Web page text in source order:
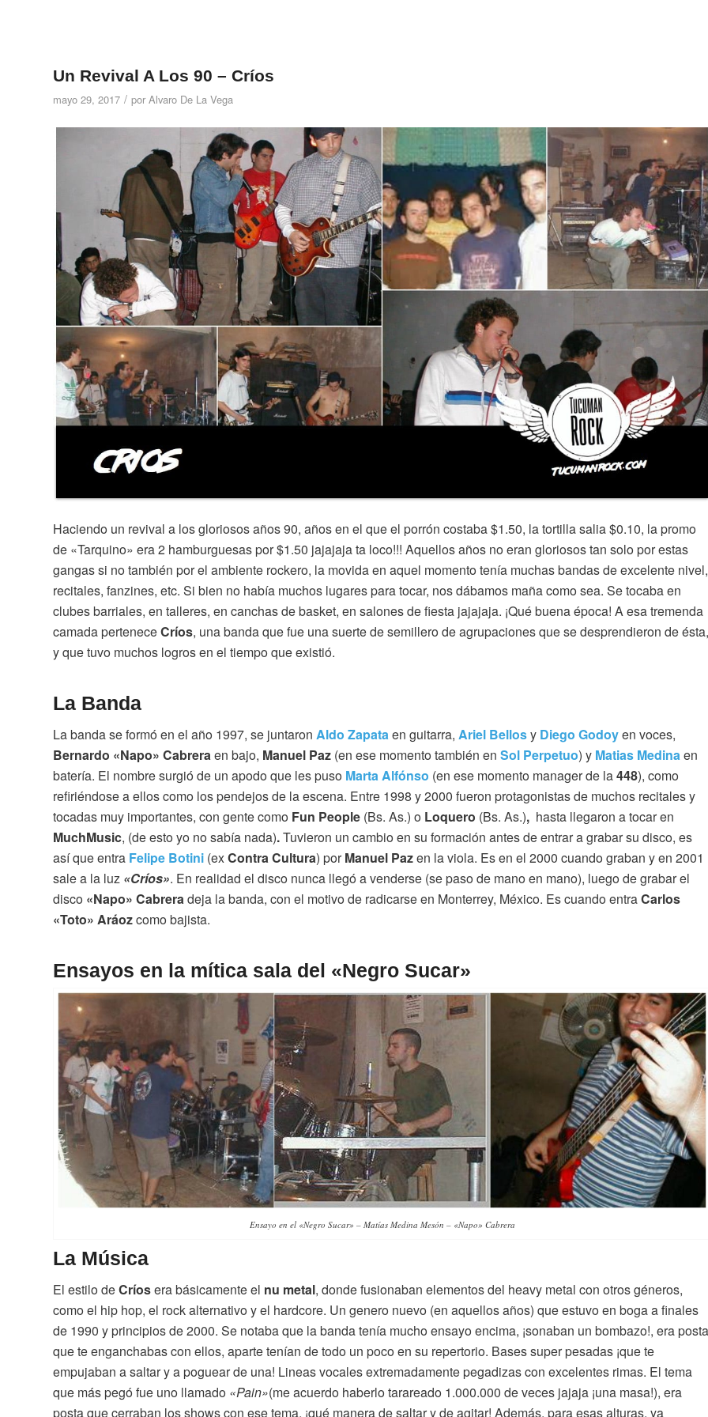
Un Revival A Los 90 – Críos
mayo 29, 2017 / por Alvaro De La Vega
Haciendo un revival a los gloriosos años 90, años en el que el porrón costaba $1.50, la tortilla salia $0.10, la promo
de «Tarquino» era 2 hamburguesas por $1.50 jajajaja ta loco!!! Aquellos años no eran gloriosos tan solo por estas
gangas si no también por el ambiente rockero, la movida en aquel momento tenía muchas bandas de excelente nivel,
recitales, fanzines, etc. Si bien no había muchos lugares para tocar, nos dábamos maña como sea. Se tocaba en
clubes barriales, en talleres, en canchas de basket, en salones de fiesta jajajaja. ¡Qué buena época! A esa tremenda
camada perteneceCríos, una banda que fue una suerte de semillero de agrupaciones que se desprendieron de ésta,
y que tuvo muchos logros en el tiempo que existió.
La Banda
La banda se formó en el año 1997, se juntaron Aldo Zapataen guitarra, Ariel Bellosy Diego Godoyen voces,
Bernardo «Napo» Cabreraen bajo, Manuel Paz (en ese momento también en Sol Perpetuo) y Matias Medinaen
batería. El nombre surgió de un apodo que les puso Marta Alfónso (en ese momento manager de la448), como
refiriéndose a ellos como los pendejos de la escena. Entre 1998 y 2000 fueron protagonistas de muchos recitales y
tocadas muy importantes, con gente como Fun People (Bs. As.) o Loquero (Bs. As.), hasta llegaron a tocar en
MuchMusic, (de esto yo no sabía nada).Tuvieron un cambio en su formación antes de entrar a grabar su disco, es
así que entra Felipe Botini (exContra Cultura) porManuel Pazen la viola. Es en el 2000 cuando graban y en 2001
sale a la luz «Críos». En realidad el disco nunca llegó a venderse (se paso de mano en mano), luego de grabar el
disco «Napo» Cabreradeja la banda, con el motivo de radicarse en Monterrey, México. Es cuando entraCarlos
«Toto» Aráozcomo bajista.
Ensayos en la mítica sala del «Negro Sucar»
Ensayo en el «Negro Sucar» – Matías Medina Mesón – «Napo» Cabrera
La Música
El estilo deCríosera básicamente el nu metal, donde fusionaban elementos del heavy metal con otros géneros,
como el hip hop, el rock alternativo y el hardcore. Un genero nuevo (en aquellos años) que estuvo en boga a finales
de 1990 y principios de 2000. Se notaba que la banda tenía mucho ensayo encima, ¡sonaban un bombazo!, era posta
que te enganchabas con ellos, aparte tenían de todo un poco en su repertorio. Bases super pesadas ¡que te
empujaban a saltar y a poguear de una! Lineas vocales extremadamente pegadizas con excelentes rimas. El tema
que más pegó fue uno llamado «Pain»(me acuerdo haberlo tarareado 1.000.000 de veces jajaja ¡una masa!), era
posta que cerraban los shows con ese tema, ¡qué manera de saltar y de agitar! Además, para esas alturas, ya